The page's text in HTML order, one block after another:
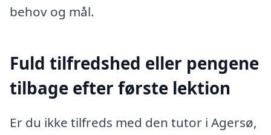
behov og mål.
Fuld tilfredshed eller pengene
tilbage efter første lektion
Er du ikke tilfreds med den tutor i Agersø,